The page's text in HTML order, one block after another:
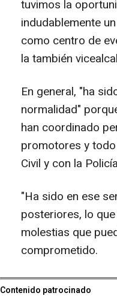
tuvimos la
indudablemente
como centro de
la también
En general, "ha
normalidad"
han coordinado
promotores y
Civil y con la
"Ha sido en ese
posteriores, lo
molestias que
comprometido.
Contenido patrocinado